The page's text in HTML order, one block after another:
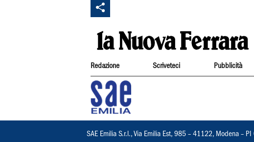
Redazione Scriveteci Pubblicità
SAE Emilia S.r.l., Via Emilia Est, 985 – 41122, Modena –